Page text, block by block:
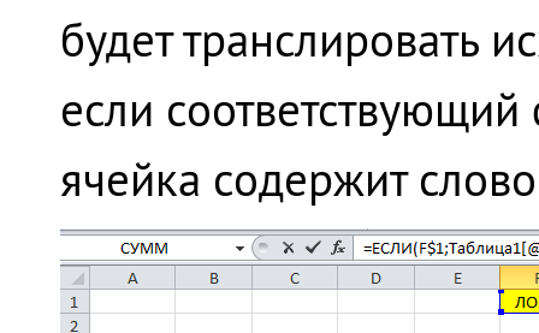
будет транслировать
если
ячейка содержит